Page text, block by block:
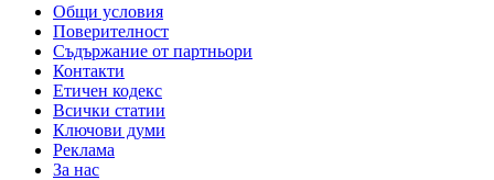
Общи условия
Поверителност
Съдържание от партньори
Контакти
Етичен кодекс
Всички статии
Ключови думи
Реклама
За нас